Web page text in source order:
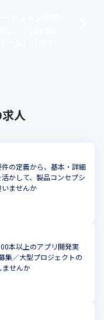
人
の定義から、基本・詳細
かして、製品コンセプシ
ませんか
本以上のアプリ開発実
集／大型プロジェクトの
ませんか